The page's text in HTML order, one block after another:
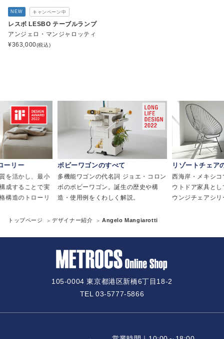
NEW キャンペーン中
レスボ LESBO テーブルランプ
アンジェロ・マンジャロッティ
¥363,000(税込)
ゴンのすべて
ゴンの代名詞 ジョエ・コロン
ーワゴン。誕生の歴史や構
例をくわしく解説。
リゾートチェアの定番
西海岸・メキシコで1960年代からア
ウトドア家具として親しまれていたラ
ウンジチェアシリーズ。
革
現
た
トップページ デザイナー紹介 Angelo Mangiarotti
105-0004 東京都港区新橋6丁目18-2
TEL 03-5777-5866